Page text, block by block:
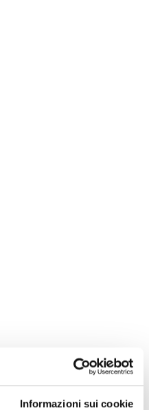
Informazioni sui cookie